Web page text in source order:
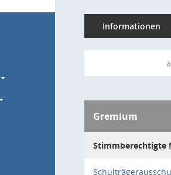
Informationen
Gremium
Stimmberechtigte